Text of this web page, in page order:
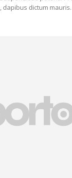
dapibus dictum mauris.